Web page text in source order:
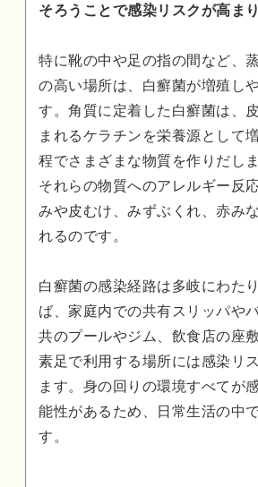
そろうことで感染リスクが高まり
特に靴の中や足の指の間など、
の高い場所は、白癬菌が増殖し
す。角質に定着した白癬菌は、
まれるケラチンを栄養源として
程でさまざまな物質を作りだし
それらの物質へのアレルギー反
みや皮むけ、みずぶくれ、赤み
れるのです。
白癬菌の感染経路は多岐にわた
ば、家庭内での共有スリッパや
共のプールやジム、飲食店の座
素足で利用する場所には感染リ
ます。身の回りの環境すべてが
能性があるため、日常生活の中
す。